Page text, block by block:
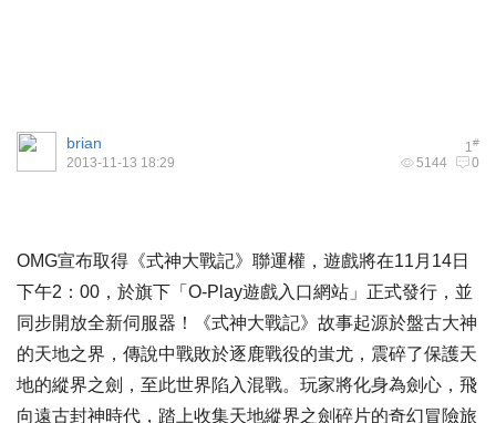
1#
brian
5144 0
2013-11-13 18:29
OMG宣布取得《式神大戰記》聯運權，遊戲將在11月14日
下午2：00，於旗下「O-Play遊戲入口網站」正式發行，並
同步開放全新伺服器！《式神大戰記》故事起源於盤古大神
的天地之界，傳說中戰敗於逐鹿戰役的蚩尤，震碎了保護天
地的縱界之劍，至此世界陷入混戰。玩家將化身為劍心，飛
向遠古封神時代，踏上收集天地縱界之劍碎片的奇幻冒險旅